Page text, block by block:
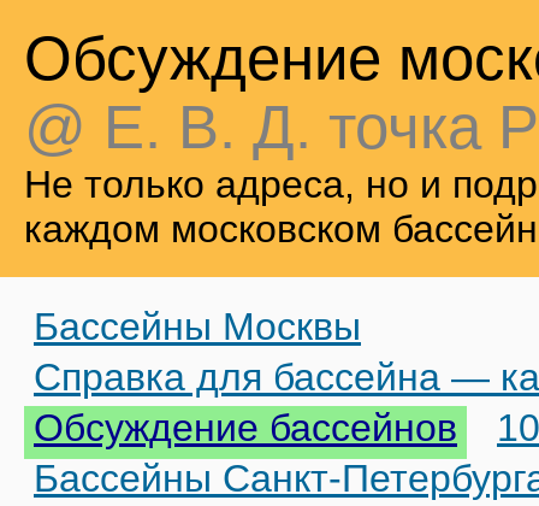
Обсуждение
@ Е. В. Д. точка
Не только адреса, но и
каждом московском
Бассейны Москвы
Справка для бассейна —
Обсуждение бассейнов
Бассейны Санкт-